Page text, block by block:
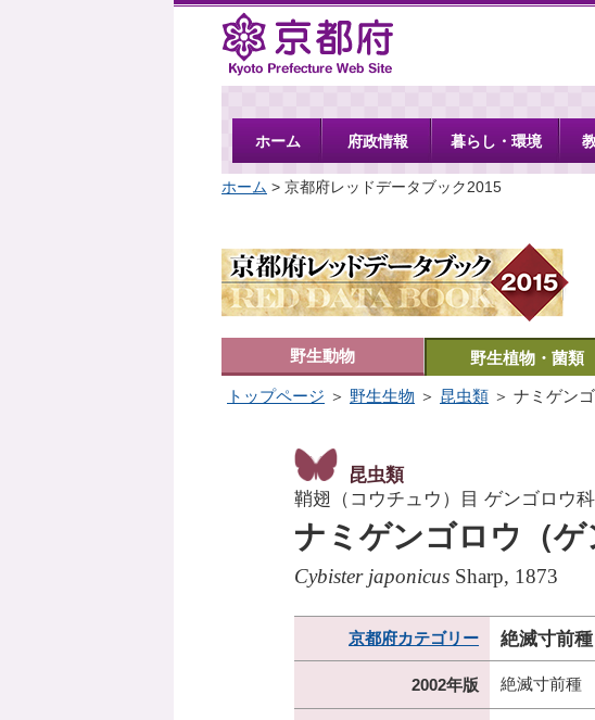
京都府
ホーム 府政情報 暮らし・環境
ホーム > 京都府レッドデータブック2015
野生動物 野生植物・菌類
トップページ ＞ 野生生物 ＞ 昆虫類 ＞ ナミゲン
昆虫類
鞘翅（コウチュウ）目 ゲンゴロウ科
ナミゲンゴロウ（ゲ
Cybister japonicus Sharp, 1873
京都府カテゴリー 絶滅寸前種
2002年版 絶滅寸前種